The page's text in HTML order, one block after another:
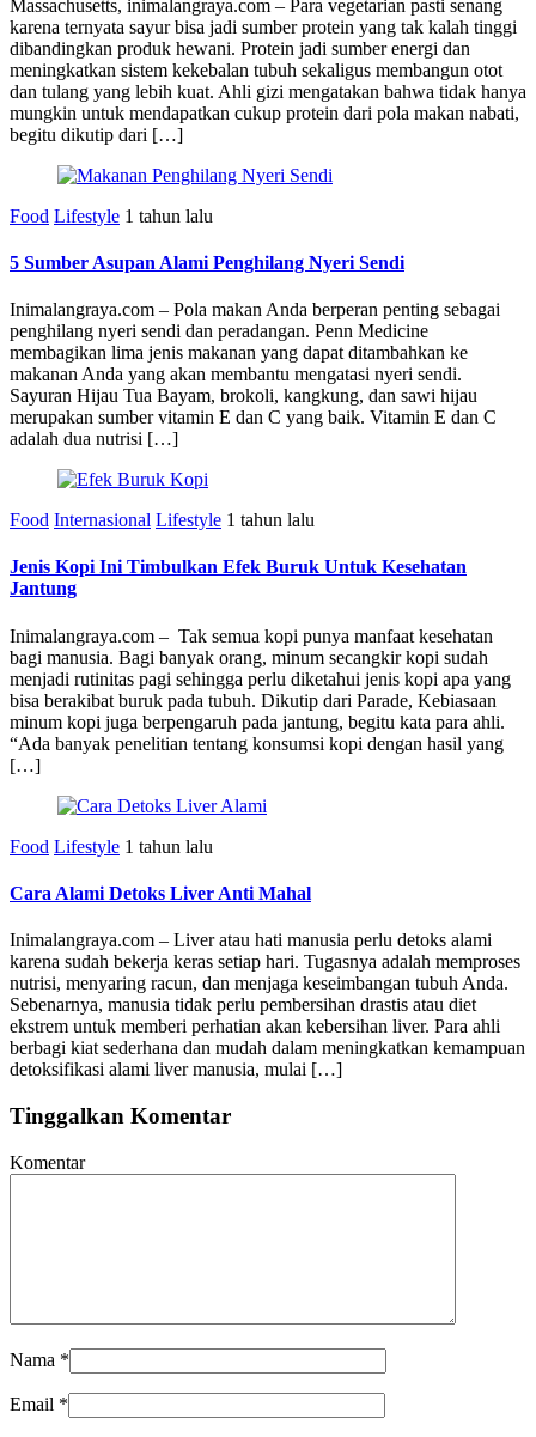
Massachusetts, inimalangraya.com – Para vegetarian pasti senang
karena ternyata sayur bisa jadi sumber protein yang tak kalah tinggi
dibandingkan produk hewani. Protein jadi sumber energi dan
meningkatkan sistem kekebalan tubuh sekaligus membangun otot
dan tulang yang lebih kuat. Ahli gizi mengatakan bahwa tidak hanya
mungkin untuk mendapatkan cukup protein dari pola makan nabati,
begitu dikutip dari […]
Food Lifestyle 1 tahun lalu
5 Sumber Asupan Alami Penghilang Nyeri Sendi
Inimalangraya.com – Pola makan Anda berperan penting sebagai
penghilang nyeri sendi dan peradangan. Penn Medicine
membagikan lima jenis makanan yang dapat ditambahkan ke
makanan Anda yang akan membantu mengatasi nyeri sendi.
Sayuran Hijau Tua Bayam, brokoli, kangkung, dan sawi hijau
merupakan sumber vitamin E dan C yang baik. Vitamin E dan C
adalah dua nutrisi […]
Food Internasional Lifestyle 1 tahun lalu
Jenis Kopi Ini Timbulkan Efek Buruk Untuk Kesehatan
Jantung
Inimalangraya.com – Tak semua kopi punya manfaat kesehatan
bagi manusia. Bagi banyak orang, minum secangkir kopi sudah
menjadi rutinitas pagi sehingga perlu diketahui jenis kopi apa yang
bisa berakibat buruk pada tubuh. Dikutip dari Parade, Kebiasaan
minum kopi juga berpengaruh pada jantung, begitu kata para ahli.
“Ada banyak penelitian tentang konsumsi kopi dengan hasil yang
[…]
Food Lifestyle 1 tahun lalu
Cara Alami Detoks Liver Anti Mahal
Inimalangraya.com – Liver atau hati manusia perlu detoks alami
karena sudah bekerja keras setiap hari. Tugasnya adalah memproses
nutrisi, menyaring racun, dan menjaga keseimbangan tubuh Anda.
Sebenarnya, manusia tidak perlu pembersihan drastis atau diet
ekstrem untuk memberi perhatian akan kebersihan liver. Para ahli
berbagi kiat sederhana dan mudah dalam meningkatkan kemampuan
detoksifikasi alami liver manusia, mulai […]
Tinggalkan Komentar
Komentar
Nama *
Email *